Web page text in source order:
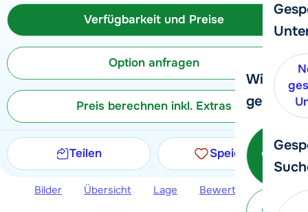
Wir
gerne
Verfügbarkeit und Preise
Option anfragen
Preis berechnen inkl. Extras
Teilen Speichern
Bilder Übersicht Lage Bewertungen